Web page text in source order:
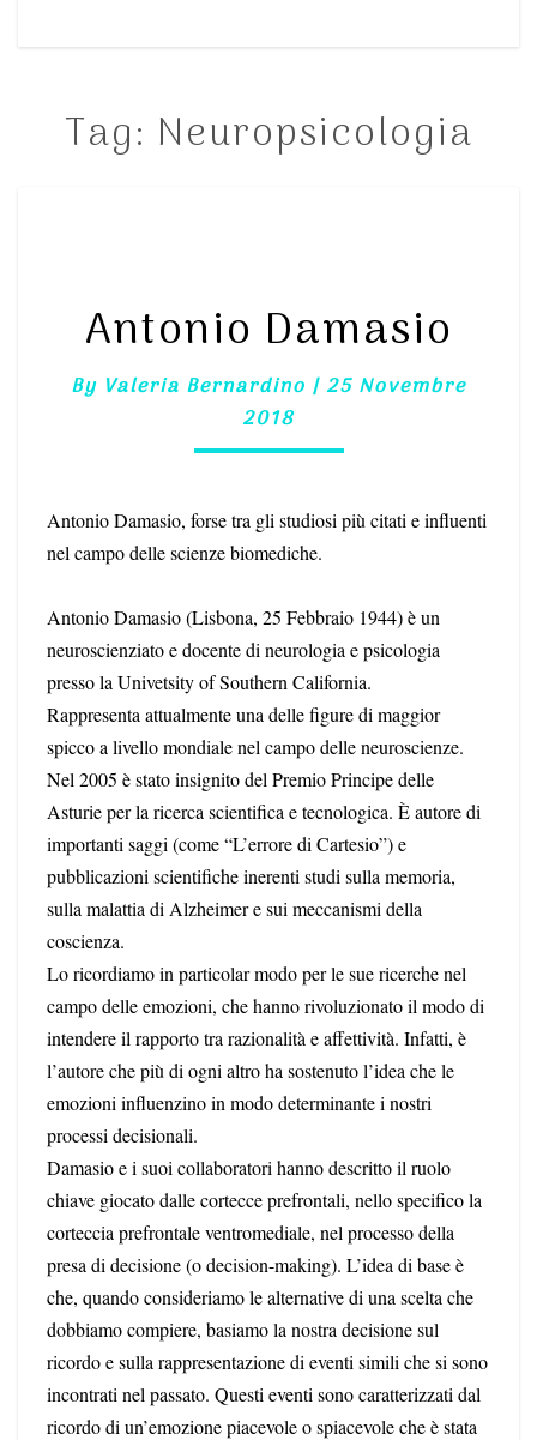
Tag: Neuropsicologia
Antonio Damasio
By Valeria Bernardino |25 Novembre
2018
Antonio Damasio, forse tra gli studiosi più citati e influenti
nel campo delle scienze biomediche.
Antonio Damasio (Lisbona, 25 Febbraio 1944) è un
neuroscienziato e docente di neurologia e psicologia
presso la Univetsity of Southern California.
Rappresenta attualmente una delle figure di maggior
spicco a livello mondiale nel campo delle neuroscienze.
Nel 2005 è stato insignito del Premio Principe delle
Asturie per la ricerca scientifica e tecnologica. È autore di
importanti saggi (come “L’errore di Cartesio”) e
pubblicazioni scientifiche inerenti studi sulla memoria,
sulla malattia di Alzheimer e sui meccanismi della
coscienza.
Lo ricordiamo in particolar modo per le sue ricerche nel
campo delle emozioni, che hanno rivoluzionato il modo di
intendere il rapporto tra razionalità e affettività. Infatti, è
l’autore che più di ogni altro ha sostenuto l’idea che le
emozioni influenzino in modo determinante i nostri
processi decisionali.
Damasio e i suoi collaboratori hanno descritto il ruolo
chiave giocato dalle cortecce prefrontali, nello specifico la
corteccia prefrontale ventromediale, nel processo della
presa di decisione (o decision-making). L’idea di base è
che, quando consideriamo le alternative di una scelta che
dobbiamo compiere, basiamo la nostra decisione sul
ricordo e sulla rappresentazione di eventi simili che si sono
incontrati nel passato. Questi eventi sono caratterizzati dal
ricordo di un’emozione piacevole o spiacevole che è stata